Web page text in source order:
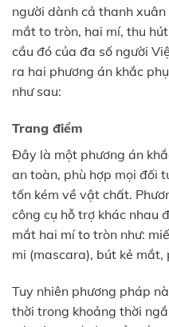
người dành cả thanh
mắt to tròn, hai mí, thu
cầu đó của đa số người
ra hai phương án khắc
như sau:
Trang điểm
Đây là một phương án
an toàn, phù hợp mọi đối
tốn kém về vật chất.
công cụ hỗ trợ khác nhau
mắt hai mí to tròn như:
mi (mascara), bút kẻ mắt,
Tuy nhiên phương pháp
thời trong khoảng thời